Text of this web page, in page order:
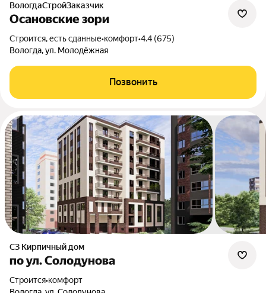
ВологдаСтройЗаказчик
Осановские зори
Строится, есть сданные•комфорт•4.4 (675)
Вологда, ул. Молодёжная
Позвонить
СЗ Кирпичный дом
по ул. Солодунова
Строится•комфорт